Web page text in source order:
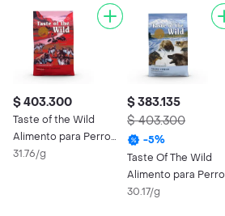
$ 403.300
Taste of the Wild
Alimento para Perro
con Jabalí
31.76/g
$ 383.135
$ 403.300
-5%
Taste Of The Wild
Alimento para Perro
Pacific Adulto
30.17/g